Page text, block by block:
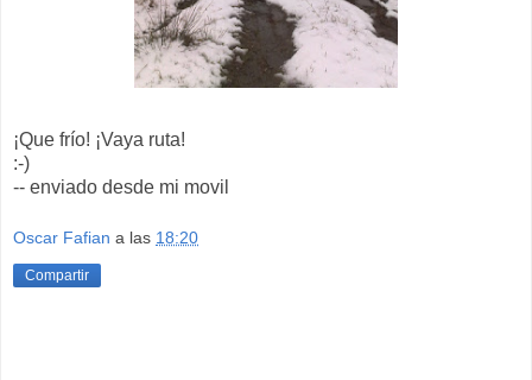
¡Que frío! ¡Vaya ruta!
:-)
-- enviado desde mi movil
Oscar Fafian a las 18:20
Compartir